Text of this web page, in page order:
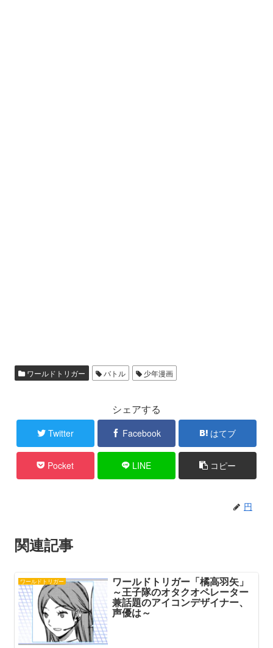
ワールドトリガー バトル 少年漫画
シェアする
Twitter Facebook はてブ
Pocket LINE コピー
円
関連記事
ワールドトリガー ワールドトリガー「橘高羽矢」
～王子隊のオタクオペレーター
兼話題のアイコンデザイナー、
声優は～